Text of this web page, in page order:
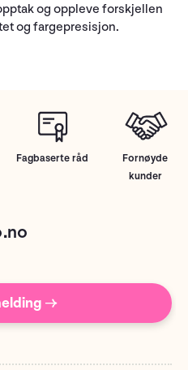
og oppleve forskjellen
og fargepresisjon.
Fagbaserte råd
Fornøyde
kunder
→